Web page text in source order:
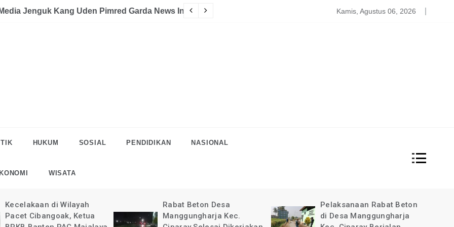
Halau LSM Dipolisikan Satgas PDBA Bantah Tidak Akomodir Bantuan Korban
Kamis, Agustus 06, 2026
HUKUM SOSIAL PENDIDIKAN NASIONAL
WISATA
Rabat Beton Desa
Manggungharja Kec.
Pelaksanaan Rabat Beton
di Desa Manggungharja
Pimpinan Redaksi Garda
News Indonesia Ucapkan